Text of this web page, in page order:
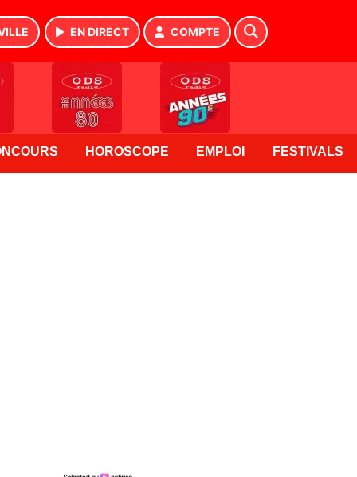
EN DIRECT COMPTE
HOROSCOPE EMPLOI FESTIVALS